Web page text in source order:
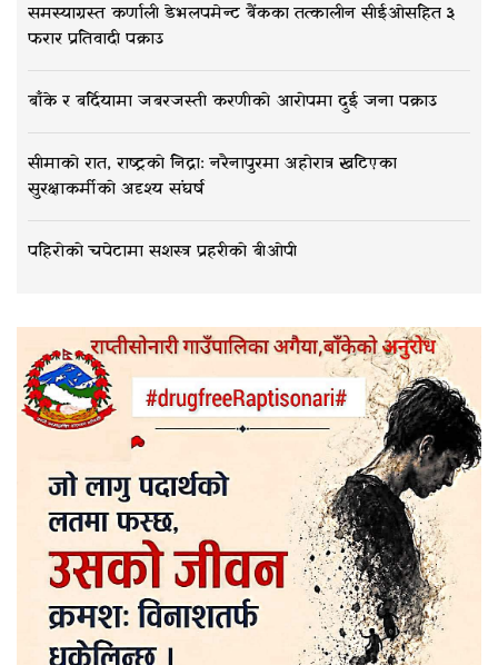
समस्याग्रस्त कर्णाली डेभलपमेन्ट बैंकका तत्कालीन सीईओसहित ३
फरार प्रतिवादी पक्राउ
बाँके र बर्दियामा जबरजस्ती करणीको आरोपमा दुई जना पक्राउ
सीमाको रात, राष्ट्रको निद्रा: नरैनापुरमा अहोरात्र खटिएका
सुरक्षाकर्मीको अदृश्य संघर्ष
पहिरोको चपेटामा सशस्त्र प्रहरीको बीओपी